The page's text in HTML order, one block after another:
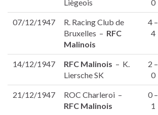
Liègeois
0
07/12/1947
R. Racing Club de
Bruxelles – RFC
Malinois
4 –
4
14/12/1947 RFC Malinois – K.
Liersche SK
2 –
0
21/12/1947
ROC Charleroi –
RFC Malinois
0 –
1